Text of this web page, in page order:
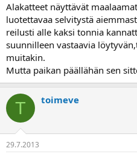
Alakatteet näyttävät
luotettavaa selvitystä
reilusti alle kaksi tonnia
suunnilleen vastaavia
muitakin.
Mutta paikan päällähän sen
T toimeve
29.7.2013